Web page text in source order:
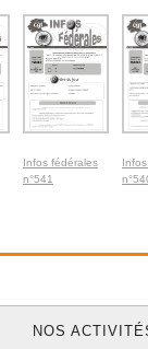
Infos fédérales
n°541
NOS